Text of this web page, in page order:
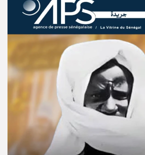
© Copyright 2025, APS